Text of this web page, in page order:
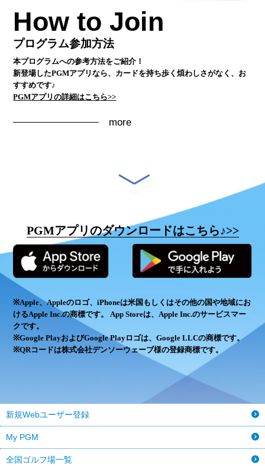
How to Join
プログラム参加方法
本プログラムへの参考方法をご紹介！
新登場したPGMアプリなら、カードを持ち歩く煩わしさがなく、お
すすめです♪
PGMアプリの詳細はこちら>>
more
PGMアプリのダウンロードはこちら♪>>
※Apple、Appleのロゴ、iPhoneは米国もしくはその他の国や地域にお
けるApple Inc.の商標です。
App Storeは、Apple Inc.のサービスマー
クです。
※Google PlayおよびGoogle Playロゴは、Google LLCの商標です。
※QRコードは株式会社デンソーウェーブ様の登録商標です。
新規Webユーザー登録
My PGM
全国ゴルフ場一覧